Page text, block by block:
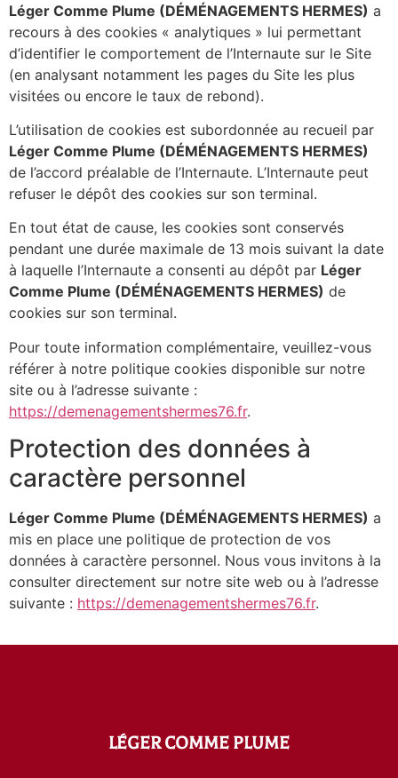
Léger Comme Plume (DÉMÉNAGEMENTS HERMES) a
recours à des cookies « analytiques » lui permettant
d’identifier le comportement de l’Internaute sur le Site
(en analysant notamment les pages du Site les plus
visitées ou encore le taux de rebond).
L’utilisation de cookies est subordonnée au recueil par
Léger Comme Plume (DÉMÉNAGEMENTS HERMES)
de l’accord préalable de l’Internaute. L’Internaute peut
refuser le dépôt des cookies sur son terminal.
En tout état de cause, les cookies sont conservés
pendant une durée maximale de 13 mois suivant la date
à laquelle l’Internaute a consenti au dépôt par Léger
Comme Plume (DÉMÉNAGEMENTS HERMES) de
cookies sur son terminal.
Pour toute information complémentaire, veuillez-vous
référer à notre politique cookies disponible sur notre
site ou à l’adresse suivante :
https://demenagementshermes76.fr.
Protection des données à
caractère personnel
Léger Comme Plume (DÉMÉNAGEMENTS HERMES) a
mis en place une politique de protection de vos
données à caractère personnel. Nous vous invitons à la
consulter directement sur notre site web ou à l’adresse
suivante : https://demenagementshermes76.fr.
LÉGER COMME PLUME